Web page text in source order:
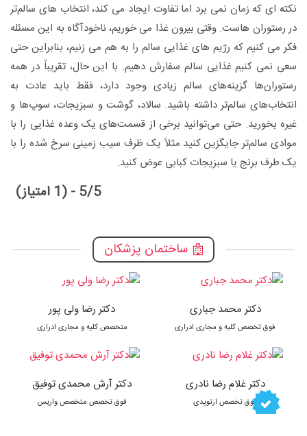
نکته ای که زمان نمی برد اما تفاوت ایجاد می کند، انتخاب های سالم‌تر
در رستوران هاست. وقتی بیرون غذا می خوریم، ناخودآگاه به این مسئله
فکر می کنیم که رژیم های غذایی سالم را به هم می زنیم، بنابراین حتی
سعی نمی کنیم غذایی سالم سفارش دهیم. با این حال، تقریباً در همه
رستوران‌ها گزینه‌های سالم زیادی وجود دارد، فقط باید عادت به
انتخاب‌های سالم‌تر داشته باشید. سالاد، گوشت و سبزیجات، سوپ‌ها و
غیره بخورید. حتی می‌توانید برخی از قسمت‌های یک وعده غذایی را با
موادی سالم‌تر جایگزین کنید مثلاً یک ظرف سیب زمینی سرخ شده را با
یک طرف برنج یا سبزیجات کبابی عوض کنید.
5/5 - (1 امتیاز)
ساختمان پزشکان
دکتر محمد جباری
فوق تخصص کلیه و مجاری ادراری
دکتر غلام رضا نادری
فوق تخصص ارتوپدی
دکتر رضا ولی پور
متخصص کلیه و مجاری ادراری
دکتر آرش محمدی توفیق
فوق تخصص متخصص واریس